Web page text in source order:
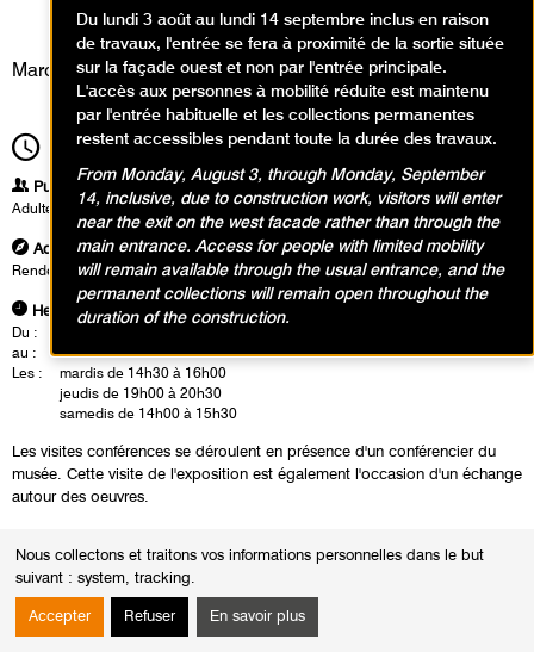
Nous collectons et traitons vos informations personnelles dans le but
suivant : system, tracking.
Accepter Refuser En savoir plus
Visites
Mardi 31 décembre 2024
14h30Durée1h30
Publics
Adultes
Adresse
Rendez-vous à l'accueil groupe
Heures
Du :
au :
Dimanche 9 février 2025
Les :
mardis de 14h30 à 16h00
jeudis de 19h00 à 20h30
samedis de 14h00 à 15h30
Les visites conférences se déroulent en présence d'un conférencier du
musée. Cette visite de l'exposition est également l'occasion d'un échange
autour des oeuvres.
Du lundi 3 août au lundi 14 septembre inclus en raison
de travaux, l'entrée se fera à proximité de la sortie située
sur la façade ouest et non par l'entrée principale.
L'accès aux personnes à mobilité réduite est maintenu
par l'entrée habituelle et les collections permanentes
restent accessibles pendant toute la durée des travaux.
From Monday, August 3, through Monday, September
14, inclusive, due to construction work, visitors will enter
near the exit on the west facade rather than through the
main entrance. Access for people with limited mobility
will remain available through the usual entrance, and the
permanent collections will remain open throughout the
duration of the construction.